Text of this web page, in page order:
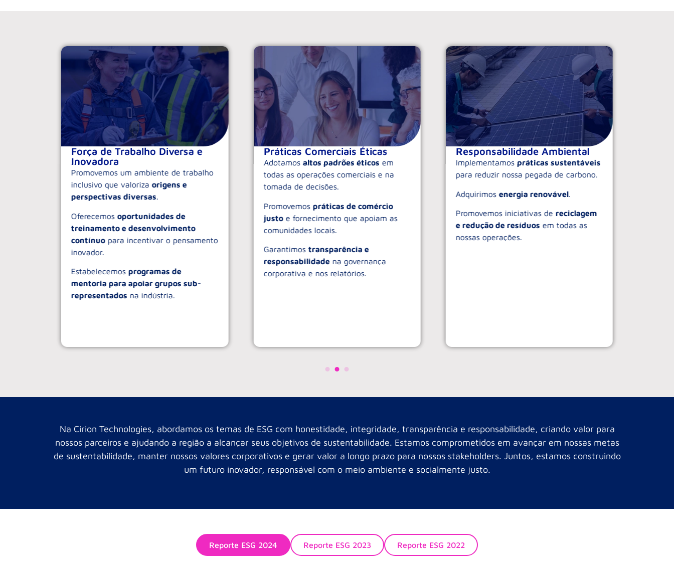
Força de Trabalho Diversa e
Inovadora
Promovemos um ambiente de trabalho
inclusivo que valorizaorigens e
perspectivas diversas.
Oferecemosoportunidades de
treinamento e desenvolvimento
contínuopara incentivar o pensamento
inovador.
Estabelecemos programas de
mentoria para apoiar grupos sub-
representados na indústria.
Práticas Comerciais Éticas
Adotamosaltos padrões éticos em
todas as operações comerciais e na
tomada de decisões.
Promovemos práticas de comércio
justoe fornecimento que apoiam as
comunidades locais.
Garantimostransparência e
responsabilidadena governança
corporativa e nos relatórios.
Responsabilidade Ambiental
Implementamos práticas sustentáveis
para reduzir nossa pegada de carbono.
Adquirimosenergia renovável.
Promovemos iniciativas de reciclagem
e redução de resíduos em todas as
nossas operações.
Na Cirion Technologies, abordamos os temas de ESG com honestidade, integridade, transparência e responsabilidade, criando valor para
nossos parceiros e ajudando a região a alcançar seus objetivos de sustentabilidade. Estamos comprometidos em avançar em nossas metas
de sustentabilidade, manter nossos valores corporativos e gerar valor a longo prazo para nossos stakeholders. Juntos, estamos construindo
um futuro inovador, responsável com o meio ambiente e socialmente justo.
Reporte ESG 2024 Reporte ESG 2023 Reporte ESG 2022